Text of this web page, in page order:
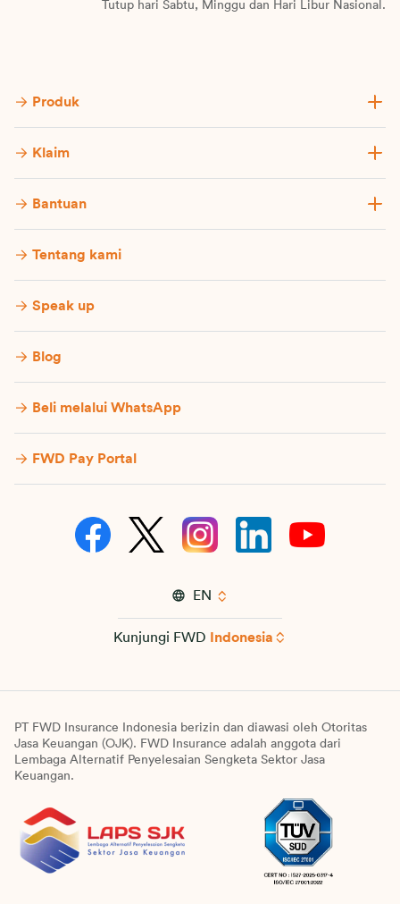
Tutup hari Sabtu, Minggu dan Hari Libur Nasional.
Produk
Klaim
Bantuan
Tentang kami
Speak up
Blog
Beli melalui WhatsApp
FWD Pay Portal
EN
Kunjungi FWD Indonesia
PT FWD Insurance Indonesia berizin dan diawasi oleh Otoritas
Jasa Keuangan (OJK). FWD Insurance adalah anggota dari
Lembaga Alternatif Penyelesaian Sengketa Sektor Jasa
Keuangan.